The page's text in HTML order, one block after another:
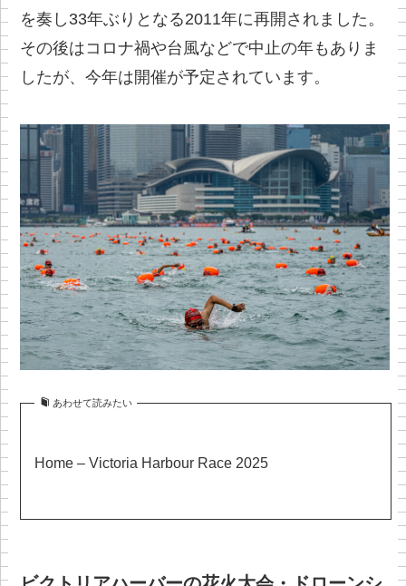
を奏し33年ぶりとなる2011年に再開されました。
その後はコロナ禍や台風などで中止の年もありま
したが、今年は開催が予定されています。
あわせて読みたい
Home – Victoria Harbour Race 2025